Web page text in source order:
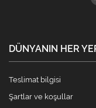
DÜNYANIN HER
Teslimat bilgisi
Şartlar ve koşullar